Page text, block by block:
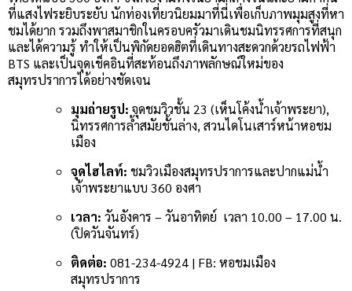
ที่แสงไฟระยิบระยับ นักท่องเที่ยวนิยมมาที่นี่เพื่อเก็บภาพมุมสูงที่หา
ชมได้ยาก รวมถึงพาสมาชิกในครอบครัวมาเดินชมนิทรรศการที่สนุก
และได้ความรู้ ทำให้เป็นพิกัดยอดฮิตที่เดินทางสะดวกด้วยรถไฟฟ้า
BTS และเป็นจุดเช็คอินที่สะท้อนถึงภาพลักษณ์ใหม่ของ
สมุทรปราการได้อย่างชัดเจน
มุมถ่ายรูป: จุดชมวิวชั้น 23 (เห็นโค้งน้ำเจ้าพระยา),
นิทรรศการล้ำสมัยชั้นล่าง, สวนไดโนเสาร์หน้าหอชม
เมือง
จุดไฮไลท์: ชมวิวเมืองสมุทรปราการและปากแม่น้ำ
เจ้าพระยาแบบ 360 องศา
เวลา: วันอังคาร – วันอาทิตย์ เวลา 10.00 – 17.00 น.
(ปิดวันจันทร์)
ติดต่อ: 081-234-4924 | FB: หอชมเมือง
สมุทรปราการ